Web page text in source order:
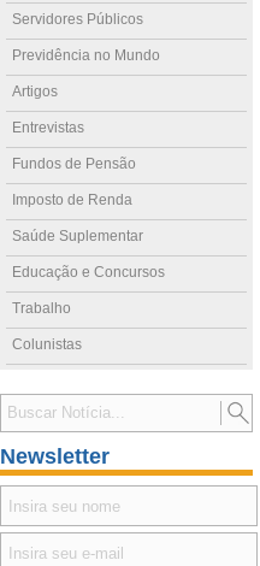
Servidores Públicos
Previdência no Mundo
Artigos
Entrevistas
Fundos de Pensão
Imposto de Renda
Saúde Suplementar
Educação e Concursos
Trabalho
Colunistas
Newsletter